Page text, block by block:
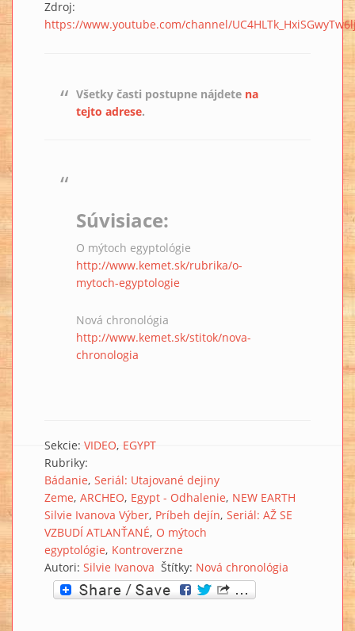
Zdroj:
https://www.youtube.com/channel/
Všetky časti postupne nájdete na
tejto adrese.
Súvisiace:
O mýtoch egyptológie
http://www.kemet.sk/rubrika/o-
mytoch-egyptologie
Nová chronológia
http://www.kemet.sk/stitok/nova-
chronologia
Sekcie: VIDEO EGYPT
Rubriky:
Bádanie Seriál: Utajované dejiny
Zeme ARCHEO Egypt - Odhalenie NEW EARTH
Silvie Ivanova Výber Príbeh dejín Seriál: AŽ SE
VZBUDÍ ATLANŤANÉ O mýtoch
egyptológie Kontroverzne
Autori: Silvie Ivanova Štítky: Nová chronológia